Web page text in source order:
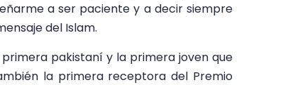
a ser paciente y a decir siempre
del Islam.
pakistaní y la primera joven que
la primera receptora del Premio